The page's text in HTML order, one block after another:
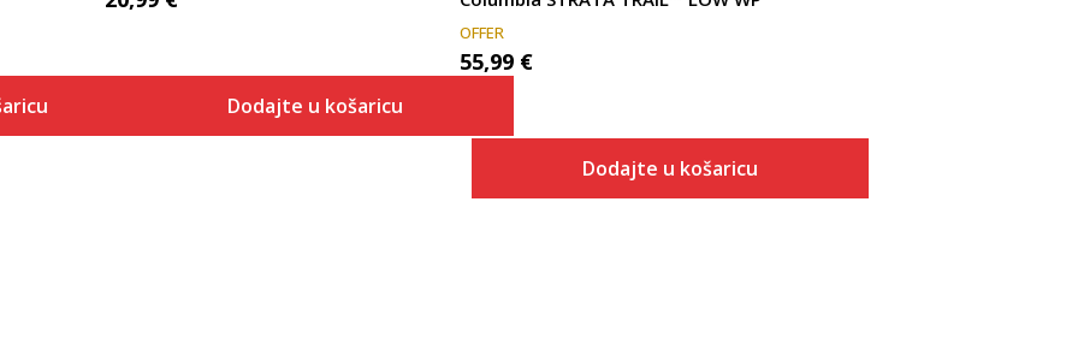
Dodajte u košaricu
OFFER
55,99 €
Dodajte u košaricu